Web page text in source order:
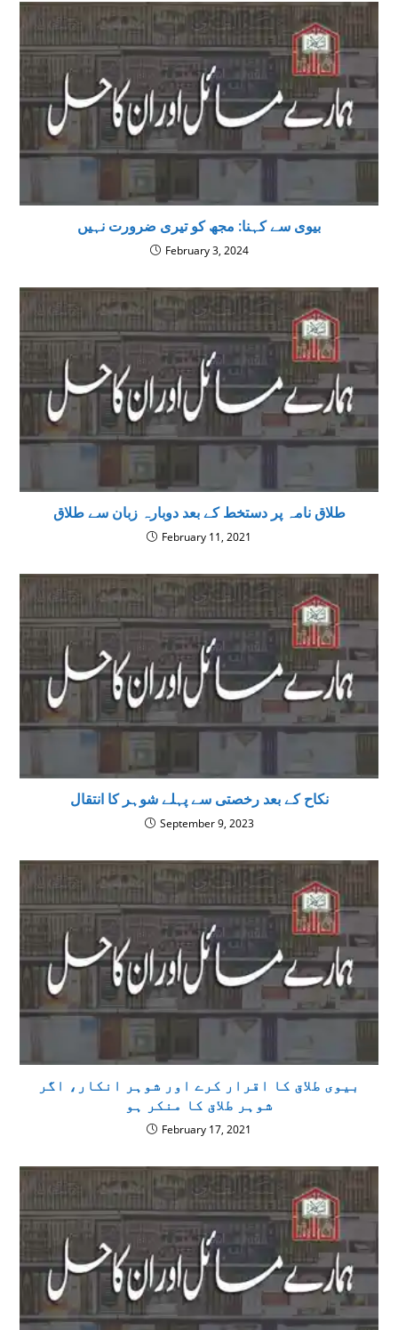
بیوی سے کہنا: مجھ کو تیری ضرورت نہیں
February 3, 2024
طلاق نامہ پر دستخط کے بعد دوبارہ زبان سے طلاق
February 11, 2021
نکاح کے بعد رخصتی سے پہلے شوہر کا انتقال
September 9, 2023
بیوی طلاق کا اقرار کرے اور شوہر انکار، اگر
شوہر طلاق کا منکر ہو
February 17, 2021